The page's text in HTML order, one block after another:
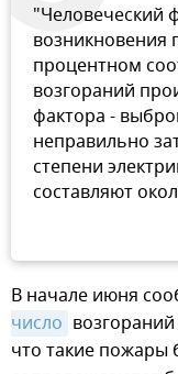
"Человеческий
возникновения
процентном
возгораний
фактора -
неправильно
степени
составляют
В начале июня
число
что такие пожары